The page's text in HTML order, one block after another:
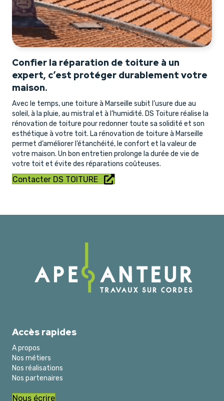
Confier la réparation de toiture à un
expert, c’est protéger durablement votre
maison.
Avec le temps, une toiture à Marseille subit l’usure due au
soleil, à la pluie, au mistral et à l’humidité. DS Toiture réalise la
rénovation de toiture pour redonner toute sa solidité et son
esthétique à votre toit. La rénovation de toiture à Marseille
permet d’améliorer l’étanchéité, le confort et la valeur de
votre maison. Un bon entretien prolonge la durée de vie de
votre toit et évite des réparations coûteuses.
Contacter DS TOITURE
Accès rapides
A propos
Nos métiers
Nos réalisations
Nos partenaires
Nous écrire